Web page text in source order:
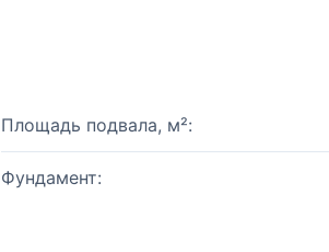
Площадь подвала, м²:
Фундамент: